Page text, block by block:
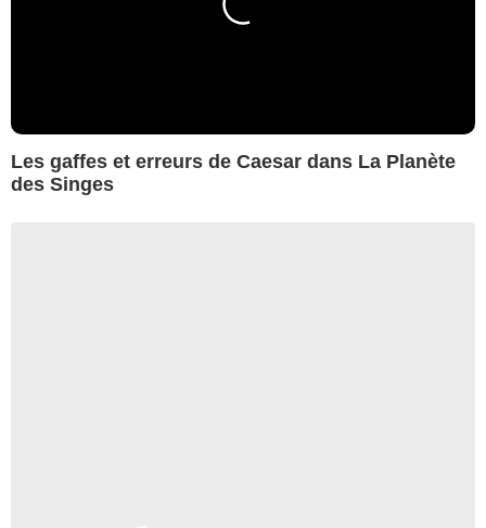
Les gaffes et erreurs de Caesar dans La Planète
des Singes